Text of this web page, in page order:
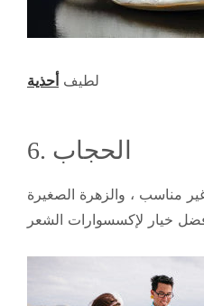
لطيف أحذية
6. الحجاب
مناسب ، والزهرة الصغيرة